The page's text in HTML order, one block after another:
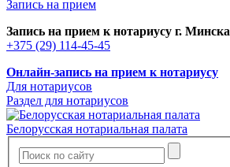
Запись на прием
Запись на прием к нотариусу г. Минска
+375 (29) 114-45-45
Онлайн-запись на прием к нотариусу
Для нотариусов
Раздел для нотариусов
Белорусская нотариальная палата